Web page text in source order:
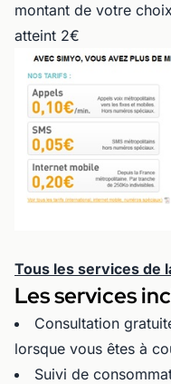
montant de votre
atteint 2€
Tous les services de
Les services
Consultation
lorsque vous êtes à
Suivi de